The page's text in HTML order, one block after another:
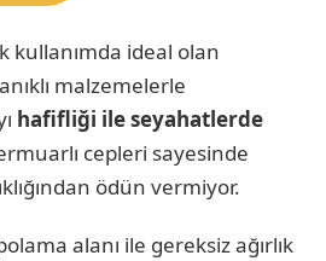
kullanımda ideal olan
malzemelerle
hafifliği ile seyahatlerde
cepleri sayesinde
ödün vermiyor.
alanı ile gereksiz ağırlık